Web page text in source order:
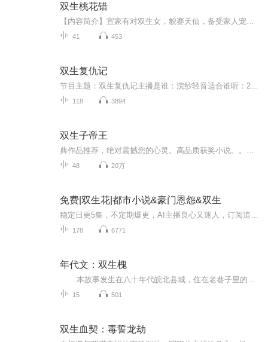
双生桃花错
41 453
双生复仇记
118 3894
双生子帝王
48 20万
免费|双生花|都市小说&豪门恩怨&双生
178 6771
年代文：双生槐
15 501
双生血契：毒誓龙劫